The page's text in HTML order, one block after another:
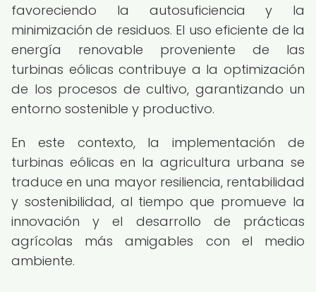
favoreciendo la autosuficiencia y la
minimización de residuos. El uso eficiente de la
energía renovable proveniente de las
turbinas eólicas contribuye a la optimización
de los procesos de cultivo, garantizando un
entorno sostenible y productivo.
En este contexto, la implementación de
turbinas eólicas en la agricultura urbana se
traduce en una mayor resiliencia, rentabilidad
y sostenibilidad, al tiempo que promueve la
innovación y el desarrollo de prácticas
agrícolas más amigables con el medio
ambiente.